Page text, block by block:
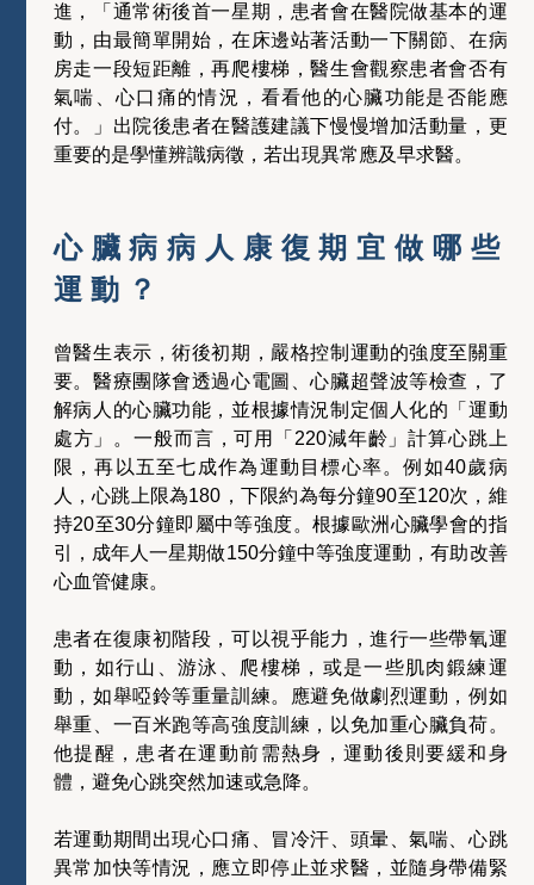
進，「通常術後首一星期，患者會在醫院做基本的運
動，由最簡單開始，在床邊站著活動一下關節、在病
房走一段短距離，再爬樓梯，醫生會觀察患者會否有
氣喘、心口痛的情況，看看他的心臟功能是否能應
付。」出院後患者在醫護建議下慢慢增加活動量，更
重要的是學懂辨識病徵，若出現異常應及早求醫。
心臟病病人康復期宜做哪些
運動？
曾醫生表示，術後初期，嚴格控制運動的強度至關重
要。醫療團隊會透過心電圖、心臟超聲波等檢查，了
解病人的心臟功能，並根據情況制定個人化的「運動
處方」。一般而言，可用「220減年齡」計算心跳上
限，再以五至七成作為運動目標心率。例如40歲病
人，心跳上限為180，下限約為每分鐘90至120次，維
持20至30分鐘即屬中等強度。根據歐洲心臟學會的指
引，成年人一星期做150分鐘中等強度運動，有助改善
心血管健康。
患者在復康初階段，可以視乎能力，進行一些帶氧運
動，如行山、游泳、爬樓梯，或是一些肌肉鍛練運
動，如舉啞鈴等重量訓練。應避免做劇烈運動，例如
舉重、一百米跑等高強度訓練，以免加重心臟負荷。
他提醒，患者在運動前需熱身，運動後則要緩和身
體，避免心跳突然加速或急降。
若運動期間出現心口痛、冒冷汗、頭暈、氣喘、心跳
異常加快等情況，應立即停止並求醫，並隨身帶備緊